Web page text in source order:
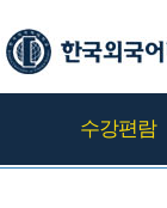
수강편람